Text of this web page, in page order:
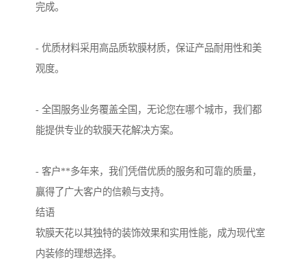
完成。
- 优质材料采用高品质软膜材质，保证产品耐用性和美
观度。
- 全国服务业务覆盖全国，无论您在哪个城市，我们都
能提供专业的软膜天花解决方案。
- 客户**多年来，我们凭借优质的服务和可靠的质量，
赢得了广大客户的信赖与支持。
结语
软膜天花以其独特的装饰效果和实用性能，成为现代室
内装修的理想选择。